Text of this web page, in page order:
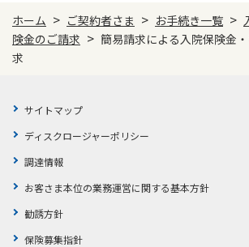
お客さまに関する情報等の確認の
各種サービス・お知らせ
かんぽプラチナライフサービス
ご契約のしおり・約款（Web約款）
保険用語集
保険料のお払込方法
保険用語集
お問い合わせ
健康情報
かんぽアプリ～かんぽの健康と安心
すこやか健康ラボ
かんぽ生命のサステナビリティ
ホーム > ご契約者さま > お手続き一覧 >
険金のご請求 > 簡易請求による入院保険金
求
サイトマップ
ディスクロージャーポリシー
調達情報
お客さま本位の業務運営に関する基本方針
勧誘方針
保険募集指針